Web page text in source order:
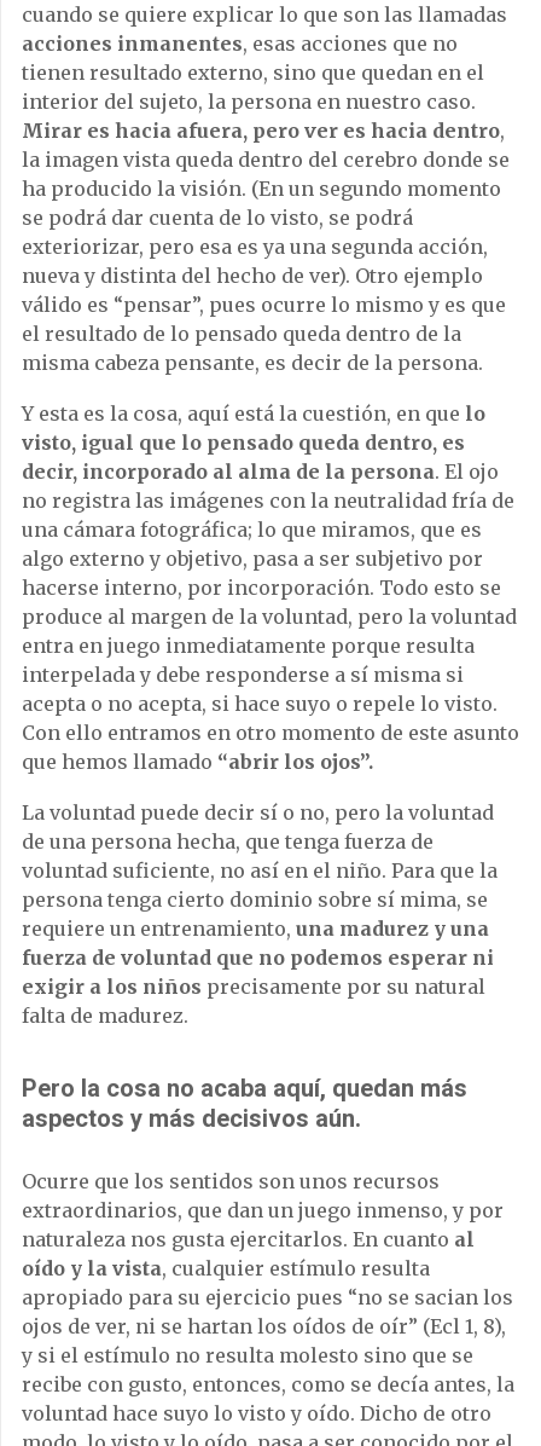
cuando se quiere explicar lo que son las llamadas
acciones inmanentes, esas acciones que no
tienen resultado externo, sino que quedan en el
interior del sujeto, la persona en nuestro caso.
Mirar es hacia afuera, pero ver es hacia dentro,
la imagen vista queda dentro del cerebro donde se
ha producido la visión. (En un segundo momento
se podrá dar cuenta de lo visto, se podrá
exteriorizar, pero esa es ya una segunda acción,
nueva y distinta del hecho de ver). Otro ejemplo
válido es “pensar”, pues ocurre lo mismo y es que
el resultado de lo pensado queda dentro de la
misma cabeza pensante, es decir de la persona.
Y esta es la cosa, aquí está la cuestión, en que lo
visto, igual que lo pensado queda dentro, es
decir, incorporado al alma de la persona. El ojo
no registra las imágenes con la neutralidad fría de
una cámara fotográfica; lo que miramos, que es
algo externo y objetivo, pasa a ser subjetivo por
hacerse interno, por incorporación. Todo esto se
produce al margen de la voluntad, pero la voluntad
entra en juego inmediatamente porque resulta
interpelada y debe responderse a sí misma si
acepta o no acepta, si hace suyo o repele lo visto.
Con ello entramos en otro momento de este asunto
que hemos llamado “abrir los ojos”.
La voluntad puede decir sí o no, pero la voluntad
de una persona hecha, que tenga fuerza de
voluntad suficiente, no así en el niño. Para que la
persona tenga cierto dominio sobre sí mima, se
requiere un entrenamiento, una madurez y una
fuerza de voluntad que no podemos esperar ni
exigir a los niños precisamente por su natural
falta de madurez.
Pero la cosa no acaba aquí, quedan más
aspectos y más decisivos aún.
Ocurre que los sentidos son unos recursos
extraordinarios, que dan un juego inmenso, y por
naturaleza nos gusta ejercitarlos. En cuanto al
oído y la vista, cualquier estímulo resulta
apropiado para su ejercicio pues “no se sacian los
ojos de ver, ni se hartan los oídos de oír” (Ecl 1, 8),
y si el estímulo no resulta molesto sino que se
recibe con gusto, entonces, como se decía antes, la
voluntad hace suyo lo visto y oído. Dicho de otro